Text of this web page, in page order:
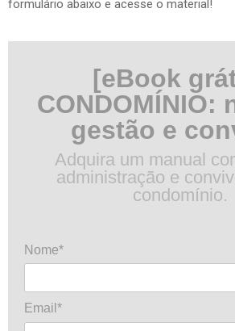
formulário abaixo e acesse o material!
[eBook
CONDOMÍNIO:
gestão e
Adquira um manual
administração e
condomínio.
Nome*
Email*